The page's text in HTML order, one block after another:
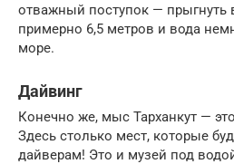
отважный поступок — прыгнуть
примерно 6,5 метров и вода
море.
Дайвинг
Конечно же, мыс Тарханкут —
Здесь столько мест, которые
дайверам! Это и музей под